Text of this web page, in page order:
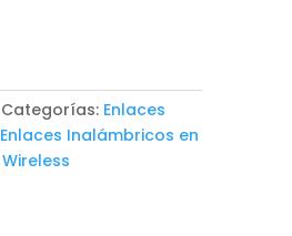
Categorías: Enlaces
Enlaces Inalámbricos en
Wireless